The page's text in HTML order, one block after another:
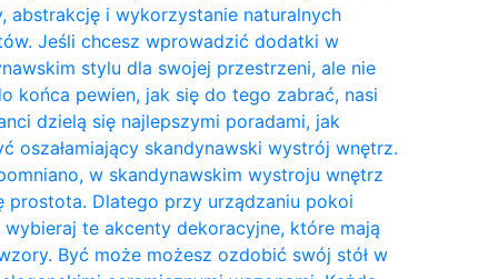
abstrakcję i wykorzystanie naturalnych
Jeśli chcesz wprowadzić dodatki w
stylu dla swojej przestrzeni, ale nie
końca pewien, jak się do tego zabrać, nasi
dzielą się najlepszymi poradami, jak
oszałamiający skandynawski wystrój wnętrz.
w skandynawskim wystroju wnętrz
prostota. Dlatego przy urządzaniu pokoi
wybieraj te akcenty dekoracyjne, które mają
Być może możesz ozdobić swój stół w